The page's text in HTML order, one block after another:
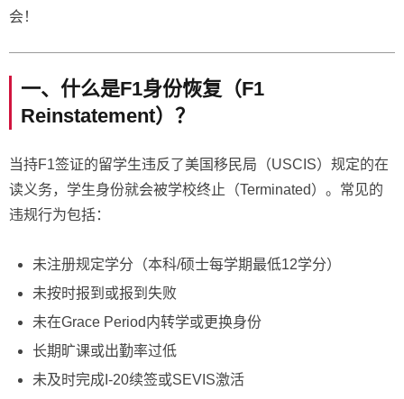
会！
一、什么是F1身份恢复（F1
Reinstatement）？
当持F1签证的留学生违反了美国移民局（USCIS）规定的在
读义务，学生身份就会被学校终止（Terminated）。常见的
违规行为包括：
未注册规定学分（本科/硕士每学期最低12学分）
未按时报到或报到失败
未在Grace Period内转学或更换身份
长期旷课或出勤率过低
未及时完成I-20续签或SEVIS激活